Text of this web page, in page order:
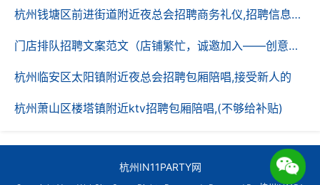
概念车完全不看好，很多汽车媒体甚至预言，这将是一场
量产的车型，李虽然在互联网领域有着超人版的天赋，但
是在汽车领域，他一定会尝到彻头彻尾的失败。还有许多
布于众，但是野汽车的保密工作做的太好，大家绞尽脑
V车型，其他的，一概不知。就这样，全世界都怀揣着一
颗好奇与期待的心，等待着野汽车的概念车发布会。9月1
杭州钱塘区前进街道附近夜总会招聘商务礼仪,招聘信息靠谱吗？
门店排队招聘文案范文（店铺繁忙，诚邀加入——创意招聘文案示例）
杭州临安区太阳镇附近夜总会招聘包厢陪唱,接受新人的
杭州萧山区楼塔镇附近ktv招聘包厢陪唱,(不够给补贴)
杭州IN11PARTY网